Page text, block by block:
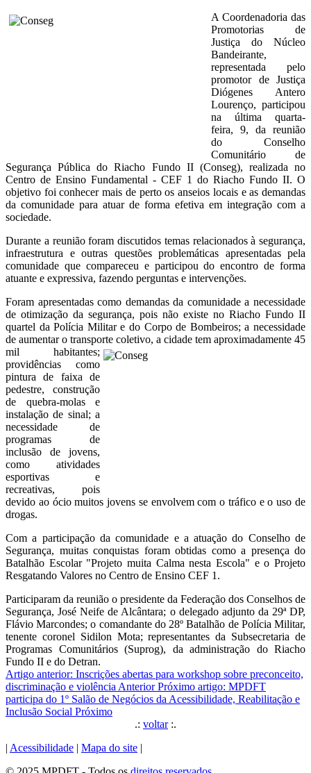
A Coordenadoria das
Promotorias de
Justiça do Núcleo
Bandeirante,
representada pelo
promotor de Justiça
Diógenes Antero
Lourenço, participou
na última quarta-
feira, 9, da reunião
do Conselho
Comunitário de
Segurança Pública do Riacho Fundo II (Conseg), realizada no
Centro de Ensino Fundamental - CEF 1 do Riacho Fundo II. O
objetivo foi conhecer mais de perto os anseios locais e as demandas
da comunidade para atuar de forma efetiva em integração com a
sociedade.
Durante a reunião foram discutidos temas relacionados à segurança,
infraestrutura e outras questões problemáticas apresentadas pela
comunidade que compareceu e participou do encontro de forma
atuante e expressiva, fazendo perguntas e intervenções.
Foram apresentadas como demandas da comunidade a necessidade
de otimização da segurança, pois não existe no Riacho Fundo II
quartel da Polícia Militar e do Corpo de Bombeiros; a necessidade
de aumentar o transporte coletivo, a cidade tem aproximadamente 45
mil habitantes;
providências como
pintura de faixa de
pedestre, construção
de quebra-molas e
instalação de sinal; a
necessidade de
programas de
inclusão de jovens,
como atividades
esportivas e
recreativas, pois
devido ao ócio muitos jovens se envolvem com o tráfico e o uso de
drogas.
Com a participação da comunidade e a atuação do Conselho de
Segurança, muitas conquistas foram obtidas como a presença do
Batalhão Escolar "Projeto muita Calma nesta Escola" e o Projeto
Resgatando Valores no Centro de Ensino CEF 1.
Participaram da reunião o presidente da Federação dos Conselhos de
Segurança, José Neife de Alcântara; o delegado adjunto da 29ª DP,
Flávio Marcondes; o comandante do 28º Batalhão de Polícia Militar,
tenente coronel Sidilon Mota; representantes da Subsecretaria de
Programas Comunitários (Suprog), da administração do Riacho
Fundo II e do Detran.
Artigo anterior: Inscrições abertas para workshop sobre preconceito,
discriminação e violência Anterior Próximo artigo: MPDFT
participa do 1º Salão de Negócios da Acessibilidade, Reabilitação e
Inclusão Social Próximo
.: voltar:.
| Acessibilidade | Mapa do site |